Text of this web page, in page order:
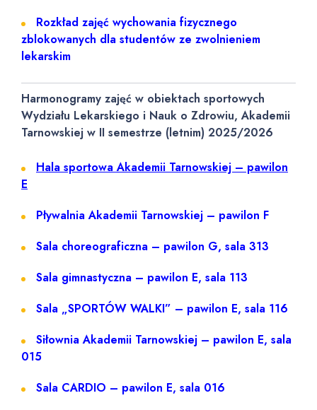
Rozkład zajęć wychowania fizycznego
zblokowanych dla studentów ze zwolnieniem
lekarskim
Harmonogramy zajęć w obiektach sportowych
Wydziału Lekarskiego i Nauk o Zdrowiu, Akademii
Tarnowskiej w II semestrze (letnim) 2025/2026
Hala sportowa Akademii Tarnowskiej – pawilon
E
Pływalnia Akademii Tarnowskiej – pawilon F
Sala choreograficzna – pawilon G, sala 313
Sala gimnastyczna – pawilon E, sala 113
Sala „SPORTÓW WALKI” – pawilon E, sala 116
Siłownia Akademii Tarnowskiej – pawilon E, sala
015
Sala CARDIO – pawilon E, sala 016